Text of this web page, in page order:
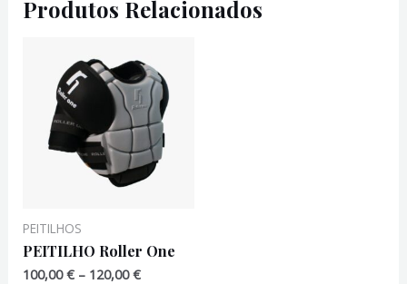
Produtos Relacionados
PEITILHOS
PEITILHO Roller One
100,00€ – 120,00€Price